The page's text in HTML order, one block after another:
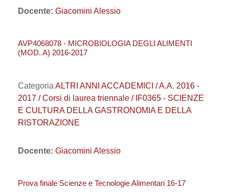
Docente: Giacomini Alessio
AVP4068078 - MICROBIOLOGIA DEGLI ALIMENTI
(MOD. A) 2016-2017
Categoria ALTRI ANNI ACCADEMICI / A.A. 2016 -
2017 / Corsi di laurea triennale / IF0365 - SCIENZE
E CULTURA DELLA GASTRONOMIA E DELLA
RISTORAZIONE
Docente: Giacomini Alessio
Prova finale Scienze e Tecnologie Alimentari 16-17